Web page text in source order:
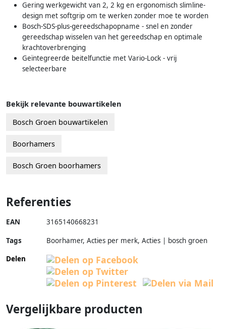
Gering werkgewicht van 2, 2 kg en ergonomisch slimline-
design met softgrip om te werken zonder moe te worden
Bosch-SDS-plus-gereedschapopname - snel en zonder
gereedschap wisselen van het gereedschap en optimale
krachtoverbrenging
Geïntegreerde beitelfunctie met Vario-Lock - vrij
selecteerbare
Bekijk relevante bouwartikelen
Bosch Groen bouwartikelen
Boorhamers
Bosch Groen boorhamers
Referenties
EAN 3165140668231
Tags
Boorhamer, Acties per merk, Acties | bosch groen
Delen
Vergelijkbare producten